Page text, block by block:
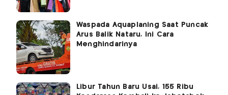
Waspada Aquaplaning Saat Puncak
Arus Balik Nataru, Ini Cara
Menghindarinya
Libur Tahun Baru Usai, 155 Ribu